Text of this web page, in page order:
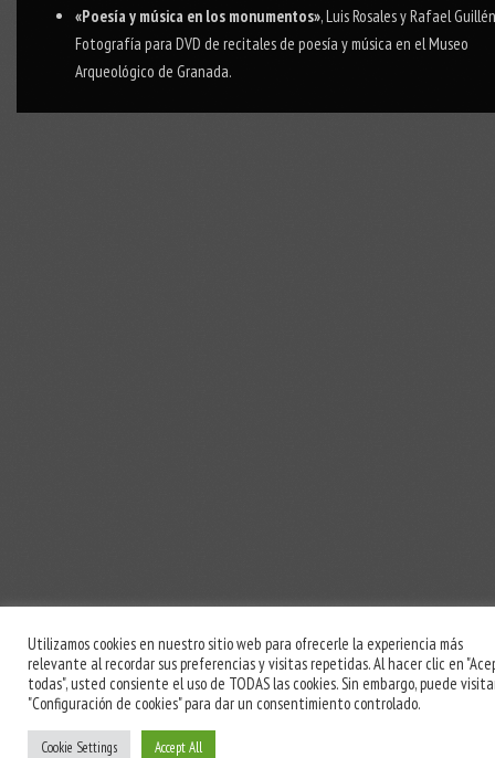
«Poesía y música en los monumentos», Luis Rosales y Rafael
Fotografía para DVD de recitales de poesía y música en el Museo
Arqueológico de Granada.
INICIO
Utilizamos cookies en nuestro sitio web para ofrecerle la experiencia más
relevante al recordar sus preferencias y visitas repetidas. Al hacer clic en
todas", usted consiente el uso de TODAS las cookies. Sin embargo, puede
"Configuración de cookies" para dar un consentimiento controlado.
Cookie Settings Accept All